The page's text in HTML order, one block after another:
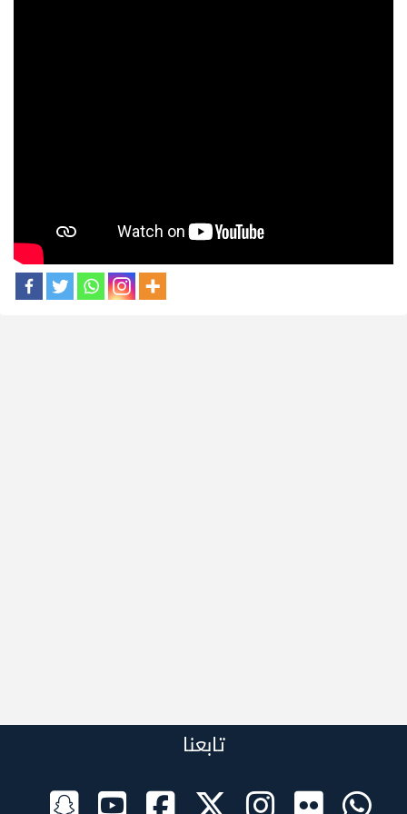
تابعنا